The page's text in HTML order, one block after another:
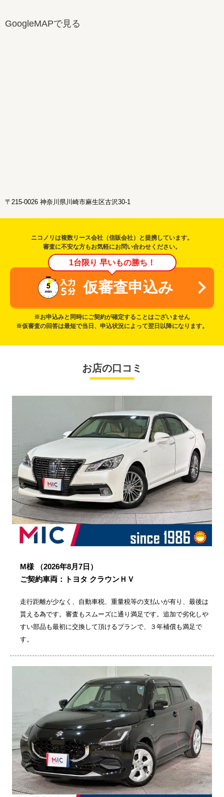
GoogleMAPで見る
〒215-0026 神奈川県川崎市麻生区古沢30-1
ニコノリは複数リース会社（信販会社）と提携しています。
審査に不安な方もお気軽にお問い合わせください。
1台限り 早いもの勝ち！
仮審査申込み
※お申込みと同時にご契約が確定することはございません
※仮審査の回答は最短で当日、申込状況によって翌日以降になります。
お店の口コミ
M様
（2026年8月7日）
ご契約車両：トヨタ クラウンＨＶ
走行距離が少なく、自動車税、重量税等の支払いが有り、最後は
貰える為です。審査もスムーズに通り満足です。追加で劣化しや
すい部品も最初に交換して頂けるプランで、３年補償も満足で
す。